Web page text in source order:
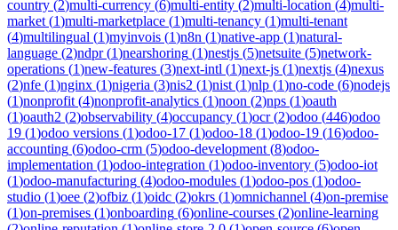
country (2)multi-currency (6)multi-entity (2)multi-location (4)multi-
market (1)multi-marketplace (1)multi-tenancy (1)multi-tenant
(4)multilingual (1)myinvois (1)n8n (1)native-app (1)natural-
language (2)ndpr(1)nearshoring (1)nestjs (5)netsuite (5)network-
operations (1)new-features (3)next-intl (1)next-js (1)nextjs (4)nexus
(2)nfe (1)nginx (1)nigeria (3)nis2 (1)nist (1)nlp (1)no-code (6)nodejs
(1)nonprofit (4)nonprofit-analytics (1)noon (2)nps (1)oauth
(1)oauth2 (2)observability (4)occupancy (1)ocr(2)odoo (446)odoo
19 (1)odoo versions (1)odoo-17 (1)odoo-18 (1)odoo-19 (16)odoo-
accounting (6)odoo-crm (5)odoo-development (8)odoo-
implementation (1)odoo-integration (1)odoo-inventory (5)odoo-iot
(1)odoo-manufacturing (4)odoo-modules (1)odoo-pos (1)odoo-
studio (1)oee (2)ofbiz (1)oidc (2)okrs (1)omnichannel (4)on-premise
(1)on-premises (1)onboarding (6)online-courses (2)online-learning